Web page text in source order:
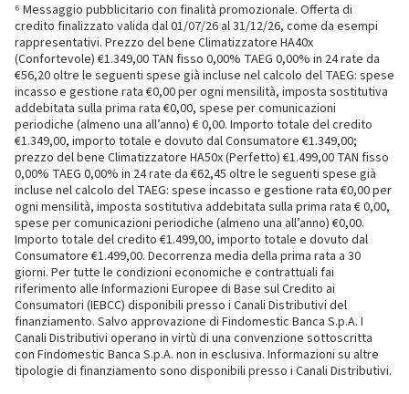
⁶ Messaggio pubblicitario con finalità promozionale. Offerta di
credito finalizzato valida dal 01/07/26 al 31/12/26, come da esempi
rappresentativi. Prezzo del bene Climatizzatore HA40x
(Confortevole) €1.349,00 TAN fisso 0,00% TAEG 0,00% in 24 rate da
€56,20 oltre le seguenti spese già incluse nel calcolo del TAEG: spese
incasso e gestione rata €0,00 per ogni mensilità, imposta sostitutiva
addebitata sulla prima rata €0,00, spese per comunicazioni
periodiche (almeno una all’anno) € 0,00. Importo totale del credito
€1.349,00, importo totale e dovuto dal Consumatore €1.349,00;
prezzo del bene Climatizzatore HA50x (Perfetto) €1.499,00 TAN fisso
0,00% TAEG 0,00% in 24 rate da €62,45 oltre le seguenti spese già
incluse nel calcolo del TAEG: spese incasso e gestione rata €0,00 per
ogni mensilità, imposta sostitutiva addebitata sulla prima rata € 0,00,
spese per comunicazioni periodiche (almeno una all’anno) €0,00.
Importo totale del credito €1.499,00, importo totale e dovuto dal
Consumatore €1.499,00. Decorrenza media della prima rata a 30
giorni. Per tutte le condizioni economiche e contrattuali fai
riferimento alle Informazioni Europee di Base sul Credito ai
Consumatori (IEBCC) disponibili presso i Canali Distributivi del
finanziamento. Salvo approvazione di Findomestic Banca S.p.A. I
Canali Distributivi operano in virtù di una convenzione sottoscritta
con Findomestic Banca S.p.A. non in esclusiva. Informazioni su altre
tipologie di finanziamento sono disponibili presso i Canali Distributivi.